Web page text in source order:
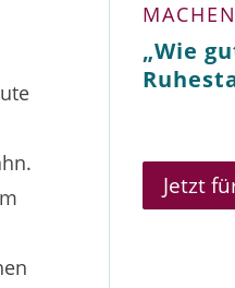
„Wie
Jetzt